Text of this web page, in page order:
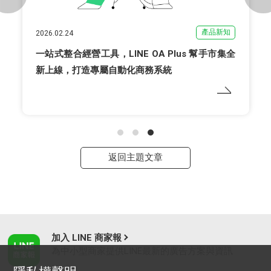
2026.02.24 產品新知
一站式整合經營工具，LINE OA Plus 幫手市集全
新上線，打造專屬自動化商務系統
返回主題文章
加入 LINE 商家報